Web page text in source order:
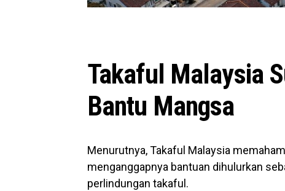
Takaful Malaysia
Bantu Mangsa
Menurutnya, Takaful Malaysia
menganggapnya bantuan dihulurkan
perlindungan takaful.